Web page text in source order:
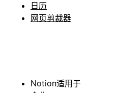
日历
网页剪裁器
Notion适用于